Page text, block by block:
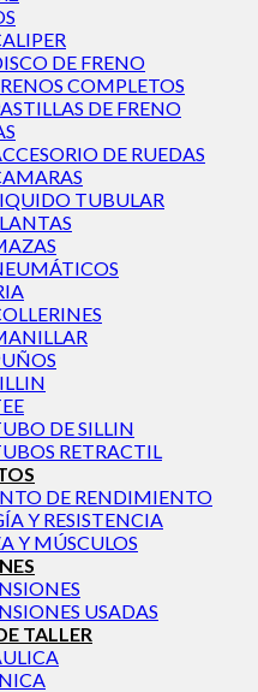
DE FRENO
COMPLETOS
DE FRENO
DE RUEDAS
TUBULAR
DE SILLIN
RETRACTIL
DE RENDIMIENTO
Y RESISTENCIA
Y MÚSCULOS
USADAS
TALLER